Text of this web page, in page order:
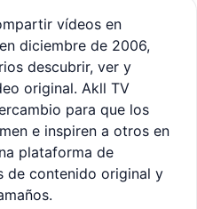
vídeos en
diciembre de 2006,
descubrir, ver y
original. Akll TV
para que los
e inspiren a otros en
plataforma de
de contenido original y